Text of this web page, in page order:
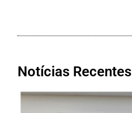
Notícias Recentes